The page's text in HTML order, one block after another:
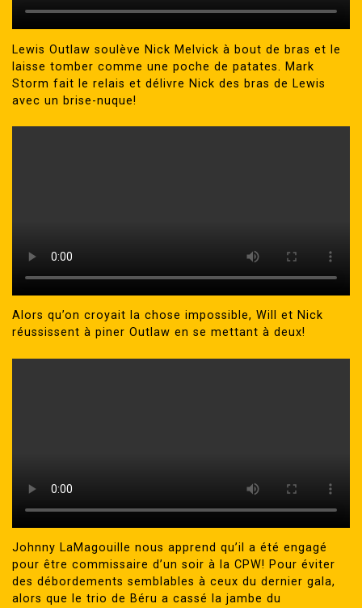
Lewis Outlaw soulève Nick Melvick à bout de bras et le
laisse tomber comme une poche de patates. Mark
Storm fait le relais et délivre Nick des bras de Lewis
avec un brise-nuque!
Alors qu’on croyait la chose impossible, Will et Nick
réussissent à piner Outlaw en se mettant à deux!
Johnny LaMagouille nous apprend qu’il a été engagé
pour être commissaire d’un soir à la CPW! Pour éviter
des débordements semblables à ceux du dernier gala,
alors que le trio de Béru a cassé la jambe du